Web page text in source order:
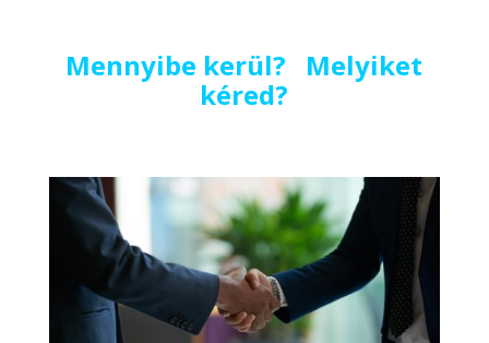
Mennyibe kerül? Melyiket
kéred?